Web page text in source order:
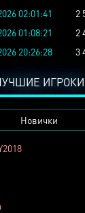
02:01:41
2
01:08:21
2
20:26:28 3
ИГРОКИ
Новички